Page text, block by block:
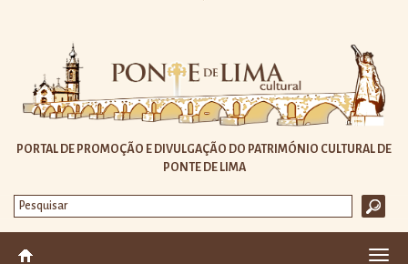
PORTAL DE PROMOÇÃO E DIVULGAÇÃO DO PATRIMÓNIO CULTURAL DE
PONTE DE LIMA